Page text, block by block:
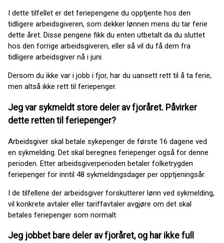
I dette tilfellet er det feriepengene du opptjente hos den
tidligere arbeidsgiveren, som dekker lønnen mens du tar ferie
dette året. Disse pengene fikk du enten utbetalt da du sluttet
hos den forrige arbeidsgiveren, eller så vil du få dem fra
tidligere arbeidsgiver nå i juni.
Dersom du ikke var i jobb i fjor, har du uansett rett til å ta ferie,
men altså ikke rett til feriepenger.
Jeg var sykmeldt store deler av fjoråret. Påvirker
dette retten til feriepenger?
Arbeidsgiver skal betale sykepenger de første 16 dagene ved
en sykmelding. Det skal beregnes feriepenger også for denne
perioden. Etter arbeidsgiverperioden betaler folketrygden
feriepenger for inntil 48 sykmeldingsdager per opptjeningsår.
I de tilfellene der arbeidsgiver forskutterer lønn ved sykmelding,
vil konkrete avtaler eller tariffavtaler avgjøre om det skal
betales feriepenger som normalt.
Jeg jobbet bare deler av fjoråret, og har ikke full